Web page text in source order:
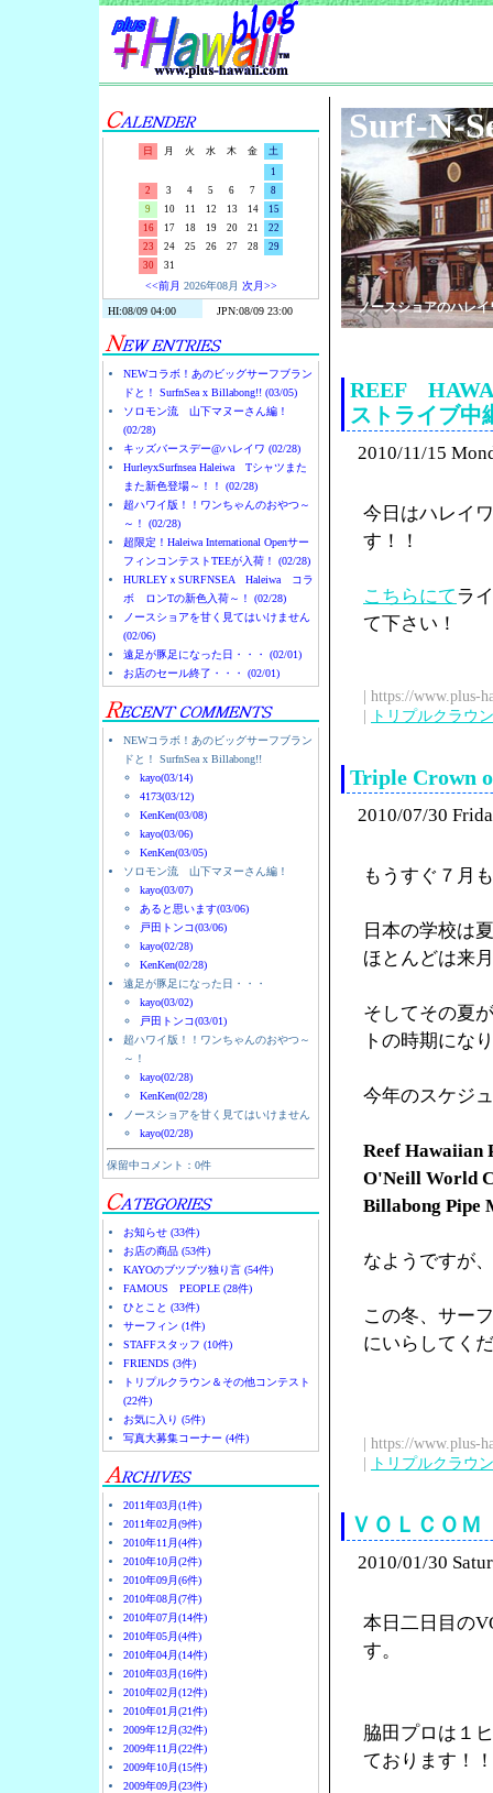
日 月 火 水 木 金
土
1
2
3 4 5 6 7
8
9
10 11 12 13 14
15
16
17 18 19 20 21
22
23
24 25 26 27 28
29
30
31
<<前月 2026年08月 次月>>
NEWコラボ！あのビッグサーフブラン
ドと！ SurfnSea x Billabong!! (03/05)
ソロモン流 山下マヌーさん編！
(02/28)
キッズバースデー@ハレイワ (02/28)
HurleyxSurfnsea Haleiwa Tシャツまた
また新色登場～！！ (02/28)
超ハワイ版！！ワンちゃんのおやつ～
～！ (02/28)
超限定！Haleiwa International Openサー
フィンコンテストTEEが入荷！ (02/28)
HURLEYｘSURFNSEA Haleiwa コラ
ボ ロンTの新色入荷～！ (02/28)
ノースショアを甘く見てはいけません
(02/06)
遠足が豚足になった日・・・ (02/01)
お店のセール終了・・・ (02/01)
NEWコラボ！あのビッグサーフブラン
ドと！ SurfnSea x Billabong!!
kayo(03/14)
4173(03/12)
KenKen(03/08)
kayo(03/06)
KenKen(03/05)
ソロモン流 山下マヌーさん編！
kayo(03/07)
あると思います(03/06)
戸田トンコ(03/06)
kayo(02/28)
KenKen(02/28)
遠足が豚足になった日・・・
kayo(03/02)
戸田トンコ(03/01)
超ハワイ版！！ワンちゃんのおやつ～
～！
kayo(02/28)
KenKen(02/28)
ノースショアを甘く見てはいけません
kayo(02/28)
保留中コメント：0件
お知らせ (33件)
お店の商品 (53件)
KAYOのブツブツ独り言 (54件)
FAMOUS PEOPLE (28件)
ひとこと (33件)
サーフィン (1件)
STAFFスタッフ (10件)
FRIENDS (3件)
トリプルクラウン＆その他コンテスト
(22件)
お気に入り (5件)
写真大募集コーナー (4件)
2011年03月(1件)
2011年02月(9件)
2010年11月(4件)
2010年10月(2件)
2010年09月(6件)
2010年08月(7件)
2010年07月(14件)
2010年05月(4件)
2010年04月(14件)
2010年03月(16件)
2010年02月(12件)
2010年01月(21件)
2009年12月(32件)
2009年11月(22件)
2009年10月(15件)
2009年09月(23件)
Surf-N-
ノースショアのハレ
REEF
ストライブ中
2010/11/15
今日はハレイ
す！！
こちらにてラ
て下さい！
| https://www.plus-
|
トリプルクラウ
Triple Crown
2010/07/30
もうすぐ７月
日本の学校は
ほとんどは来
そしてその夏
トの時期にな
今年のスケジ
Reef Hawaiian
O'Neill World
Billabong Pipe
なようですが
この冬、サー
にいらしてく
| https://www.plus-
|
トリプルクラウ
ＶＯＬＣＯ
2010/01/30
本日二日目の
す。
脇田プロは１
ております！！